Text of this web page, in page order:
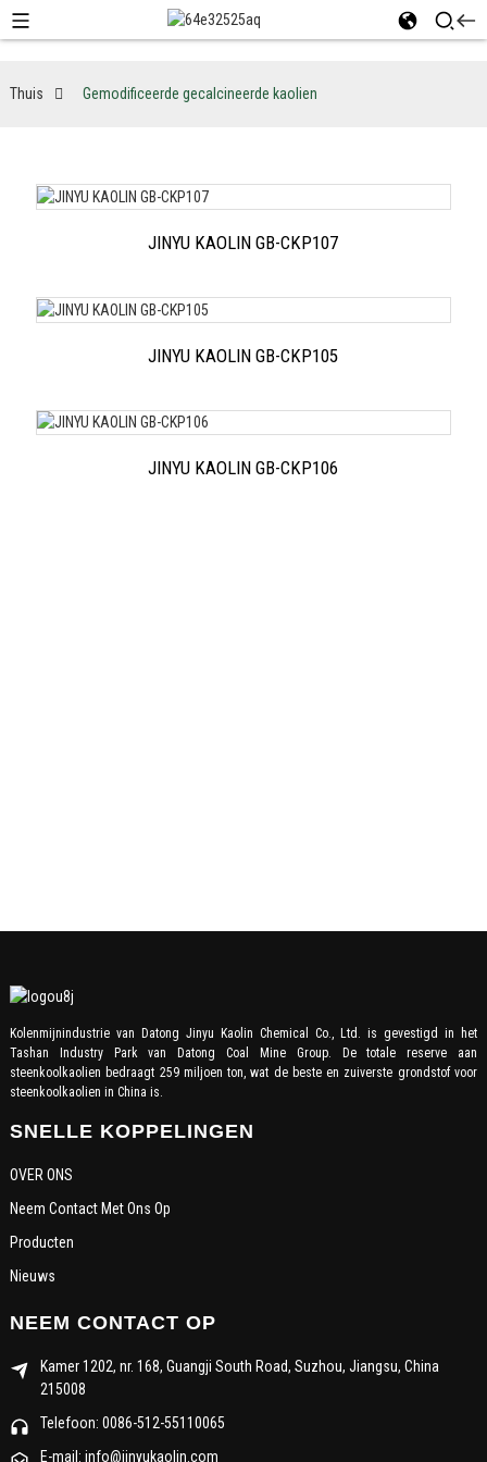
Thuis Gemodificeerde gecalcineerde kaolien
JINYU KAOLIN GB-CKP107
JINYU KAOLIN GB-CKP105
JINYU KAOLIN GB-CKP106
Kolenmijnindustrie van Datong Jinyu Kaolin Chemical Co., Ltd. is gevestigd in het
Tashan Industry Park van Datong Coal Mine Group. De totale reserve aan
steenkoolkaolien bedraagt ​​259 miljoen ton, wat de beste en zuiverste grondstof voor
steenkoolkaolien in China is.
SNELLE KOPPELINGEN
OVER ONS
Neem Contact Met Ons Op
Producten
Nieuws
NEEM CONTACT OP
Kamer 1202, nr. 168, Guangji South Road, Suzhou, Jiangsu, China
215008
Telefoon: 0086-512-55110065
E-mail: info@jinyukaolin.com